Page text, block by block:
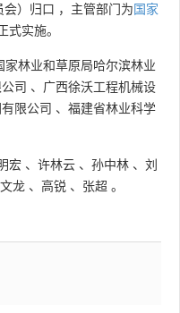
会）归口 ，主管部门为国家
式实施。
家林业和草原局哈尔滨林业
司 、 广西徐沃工程机械设
限公司 、 福建省林业科学
宏 、 许林云 、 孙中林 、 刘
龙 、 高锐 、 张超 。